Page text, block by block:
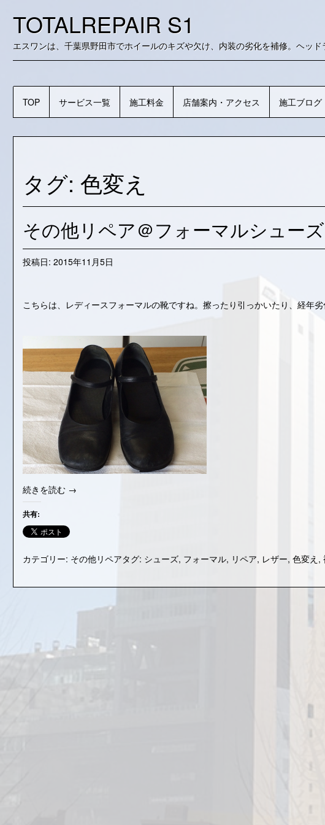
TOTALREPAIR S1
エスワンは、千葉県野田市でホイールのキズや欠け、内装の劣化を補修。ヘッ
TOP サービス一覧 施工料金 店舗案内・アクセス 施工ブログ
タグ: 色変え
その他リペア＠フォーマルシューズ
投稿日: 2015年11月5日
こちらは、レディースフォーマルの靴ですね。擦ったり引っかいたり、経年劣
続きを読む “そ
リ
ペ
＠
ォ
ュ
→
共有:
カテゴリー: その他リペアタグ: シューズ, フォーマル, リペア, レザー, 色変え ,